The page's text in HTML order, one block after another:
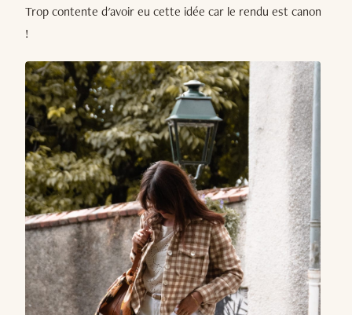
Trop contente d'avoir eu cette idée car le rendu est canon
!